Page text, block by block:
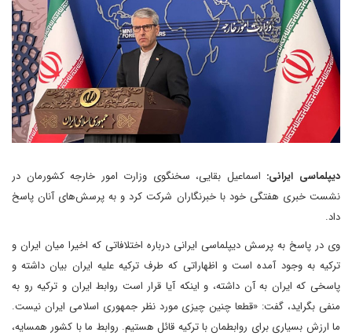
دیپلماسی ایرانی: اسماعیل بقایی، سخنگوی وزارت امور خارجه کشورمان در
نشست خبری هفتگی خود با خبرنگاران شرکت کرد و به پرسش‌های آنان پاسخ
داد.
وی در پاسخ به پرسش دیپلماسی ایرانی درباره اختلافاتی که اخیرا میان ایران و
ترکیه به وجود آمده است و اظهاراتی که طرف ترکیه علیه ایران بیان داشته و
پاسخی که ایران به آن داشته، و اینکه آیا قرار است روابط ایران و ترکیه رو به
منفی بگراید، گفت: «قطعا چنین چیزی مورد نظر جمهوری اسلامی ایران نیست.
ما ارزش بسیاری برای روابطمان با ترکیه قائل هستیم. روابط ما با کشور همسایه،